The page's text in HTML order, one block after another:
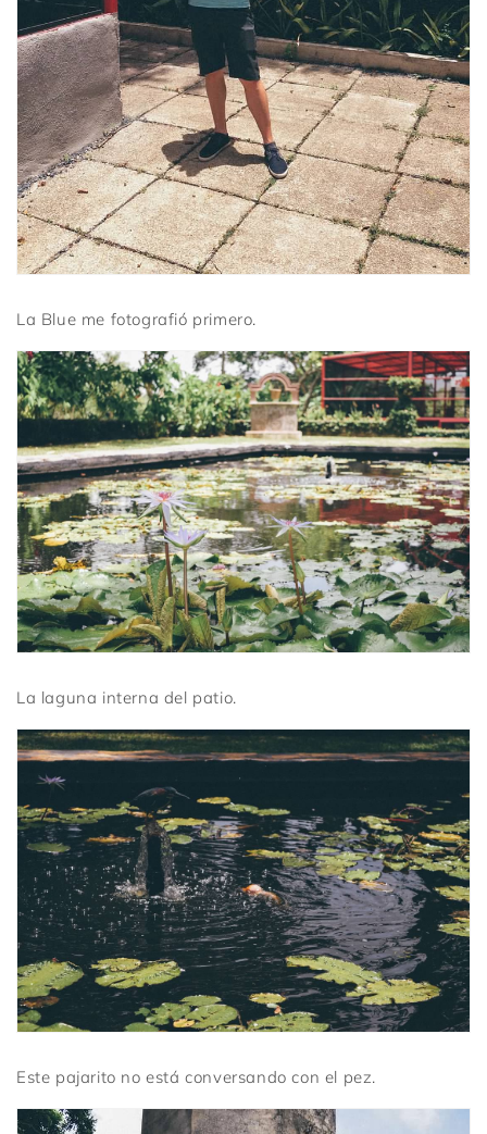
La Blue me fotografió primero.
La laguna interna del patio.
Este pajarito no está conversando con el pez.